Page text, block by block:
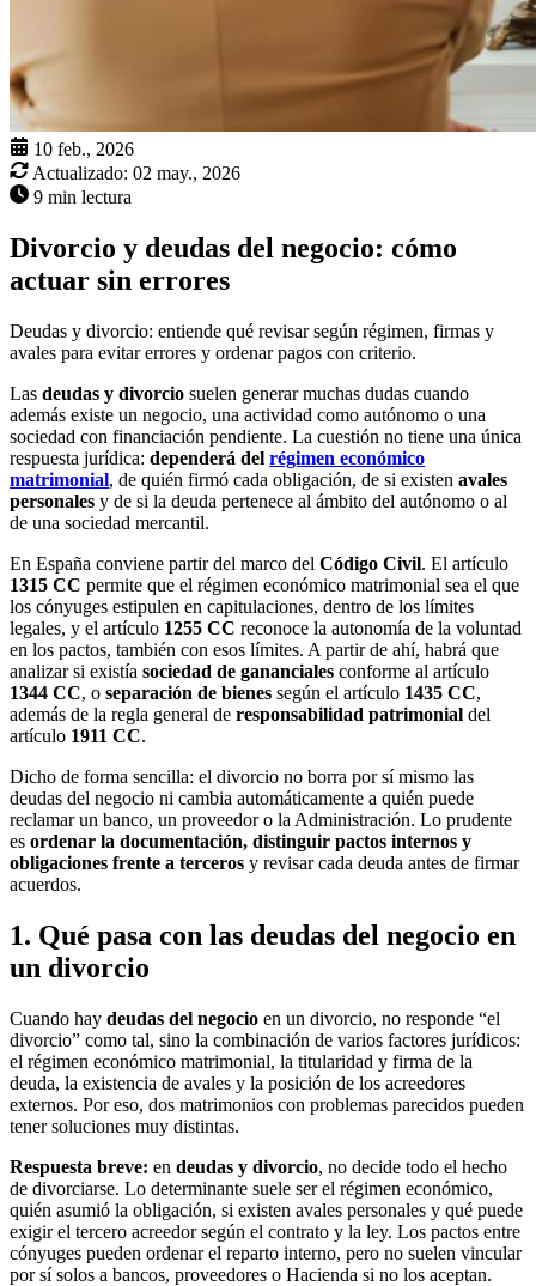
10 feb., 2026
Actualizado: 02 may., 2026
9 min lectura
Divorcio y deudas del negocio: cómo
actuar sin errores
Deudas y divorcio: entiende qué revisar según régimen, firmas y
avales para evitar errores y ordenar pagos con criterio.
Las deudas y divorcio suelen generar muchas dudas cuando
además existe un negocio, una actividad como autónomo o una
sociedad con financiación pendiente. La cuestión no tiene una única
respuesta jurídica: dependerá del régimen económico
matrimonial, de quién firmó cada obligación, de si existen avales
personales y de si la deuda pertenece al ámbito del autónomo o al
de una sociedad mercantil.
En España conviene partir del marco del Código Civil. El artículo
1315 CC permite que el régimen económico matrimonial sea el que
los cónyuges estipulen en capitulaciones, dentro de los límites
legales, y el artículo 1255 CC reconoce la autonomía de la voluntad
en los pactos, también con esos límites. A partir de ahí, habrá que
analizar si existía sociedad de gananciales conforme al artículo
1344 CC, o separación de bienes según el artículo 1435 CC,
además de la regla general de responsabilidad patrimonial del
artículo 1911 CC.
Dicho de forma sencilla: el divorcio no borra por sí mismo las
deudas del negocio ni cambia automáticamente a quién puede
reclamar un banco, un proveedor o la Administración. Lo prudente
es ordenar la documentación, distinguir pactos internos y
obligaciones frente a terceros y revisar cada deuda antes de firmar
acuerdos.
1. Qué pasa con las deudas del negocio en
un divorcio
Cuando hay deudas del negocio en un divorcio, no responde “el
divorcio” como tal, sino la combinación de varios factores jurídicos:
el régimen económico matrimonial, la titularidad y firma de la
deuda, la existencia de avales y la posición de los acreedores
externos. Por eso, dos matrimonios con problemas parecidos pueden
tener soluciones muy distintas.
Respuesta breve: en deudas y divorcio, no decide todo el hecho
de divorciarse. Lo determinante suele ser el régimen económico,
quién asumió la obligación, si existen avales personales y qué puede
exigir el tercero acreedor según el contrato y la ley. Los pactos entre
cónyuges pueden ordenar el reparto interno, pero no suelen vincular
por sí solos a bancos, proveedores o Hacienda si no los aceptan.